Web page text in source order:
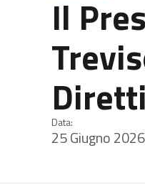
Il
Data:
25 Giugno 2026